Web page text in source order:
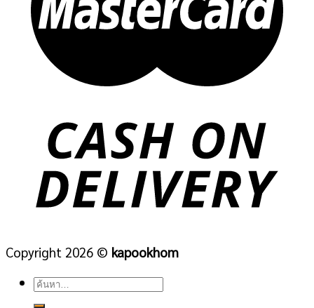
Copyright 2026 © kapookhom
ค้นหา: